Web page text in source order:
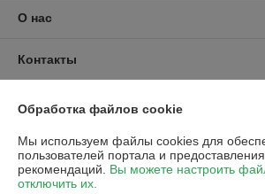
О нас
Контакты
График работы
Полная версия сайта
Обработка файлов cookie
Мы используем файлы cookies для
пользователей портала и
рекомендаций. Вы можете настроить
отключить их.